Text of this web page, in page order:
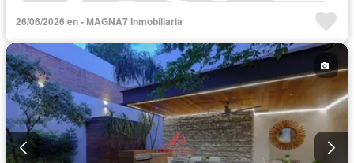
Completamente amueblado
26/06/2026 en - MAGNA7 Inmobiliaria